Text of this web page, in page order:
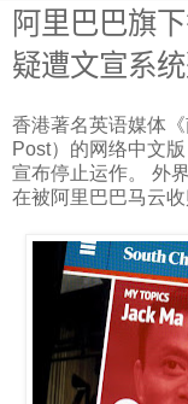
阿里巴巴旗
疑遭文宣系
香港著名英语媒体
Post）的网络中文
宣布停止运作。
外
在被阿里巴巴马云